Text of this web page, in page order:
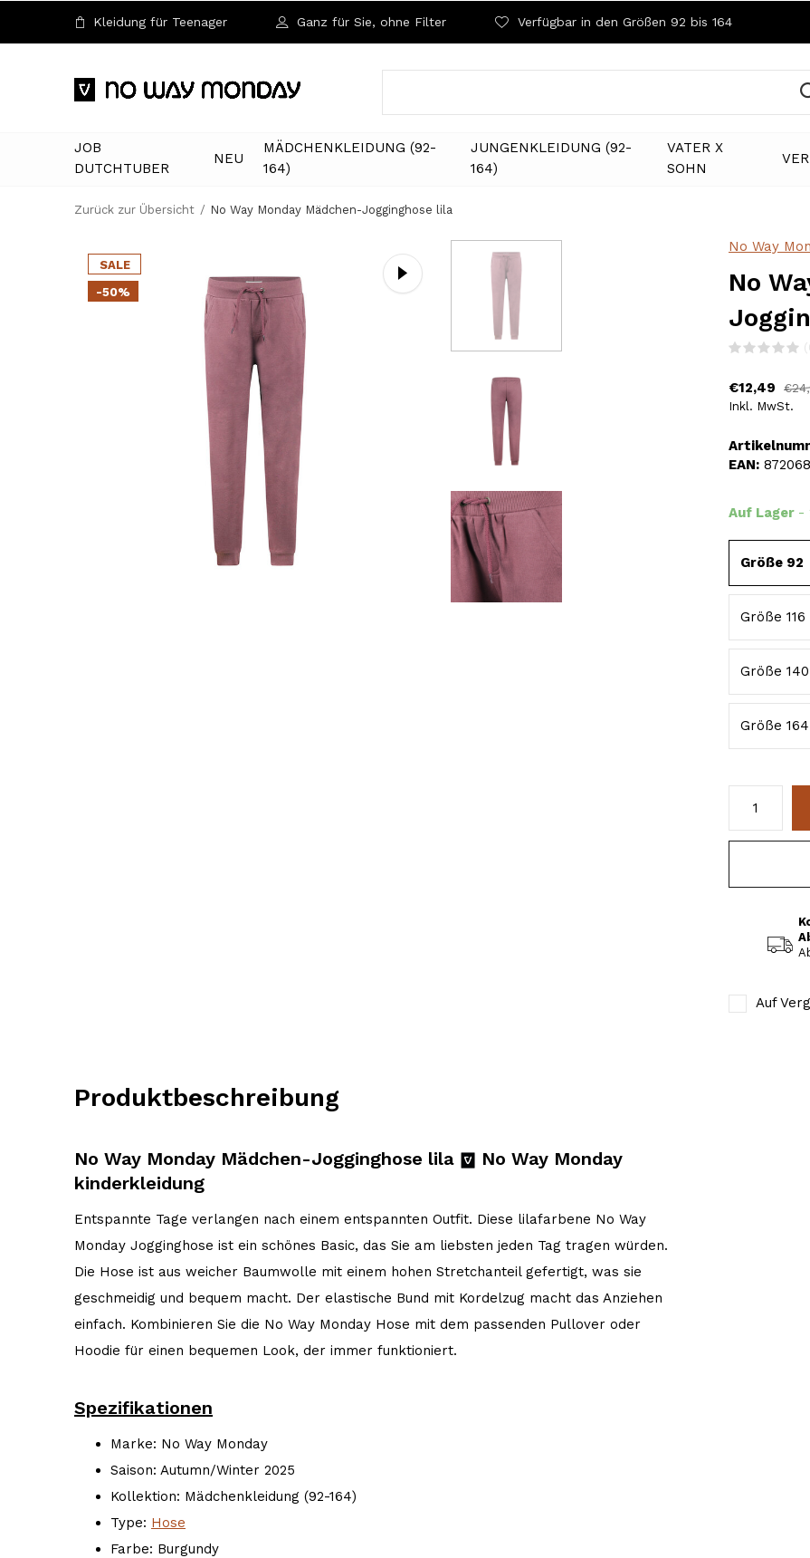
JOB
DUTCHTUBER
NEU
MÄDCHENKLEIDUNG (92-
164)
JUNGENKLEIDUNG (92-
164)
VATER X
SOHN
Kleidung für Teenager Ganz für Sie, ohne Filter Verfügbar in den Größen 92 bis 164
Zurück zur Übersicht No Way Monday Mädchen-Jogginghose lila
SALE
-50%
No Way
No
€12,49
Inkl. MwSt.
EAN:
Auf Lager -
Größe 92
Größe 116
Größe 140
Größe 164
Auf
Produktbeschreibung
No Way Monday Mädchen-Jogginghose lila
No Way Monday
kinderkleidung
Entspannte Tage verlangen nach einem entspannten Outfit. Diese lilafarbene No Way
Monday Jogginghose ist ein schönes Basic, das Sie am liebsten jeden Tag tragen würden.
Die Hose ist aus weicher Baumwolle mit einem hohen Stretchanteil gefertigt, was sie
geschmeidig und bequem macht. Der elastische Bund mit Kordelzug macht das Anziehen
einfach. Kombinieren Sie die No Way Monday Hose mit dem passenden Pullover oder
Hoodie für einen bequemen Look, der immer funktioniert.
Spezifikationen
Marke: No Way Monday
Saison: Autumn/Winter 2025
Kollektion: Mädchenkleidung (92-164)
Type: Hose
Farbe: Burgundy